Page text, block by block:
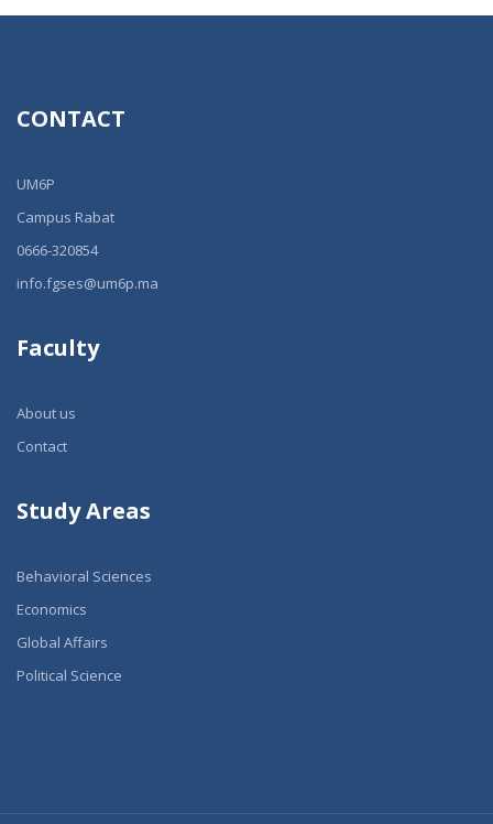
CONTACT
UM6P
Campus Rabat
0666-320854
info.fgses@um6p.ma
Faculty
About us
Contact
Study Areas
Behavioral Sciences
Economics
Global Affairs
Political Science